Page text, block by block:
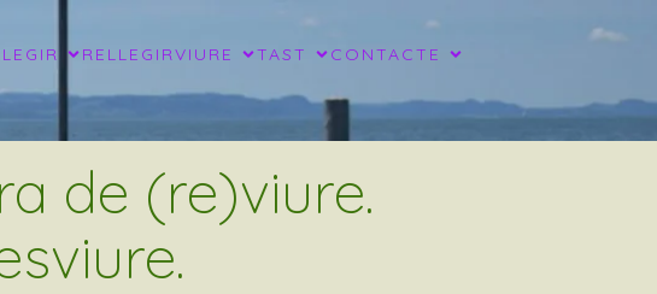
RELLEGIRVIURE TAST CONTACTE
de (re)viure.